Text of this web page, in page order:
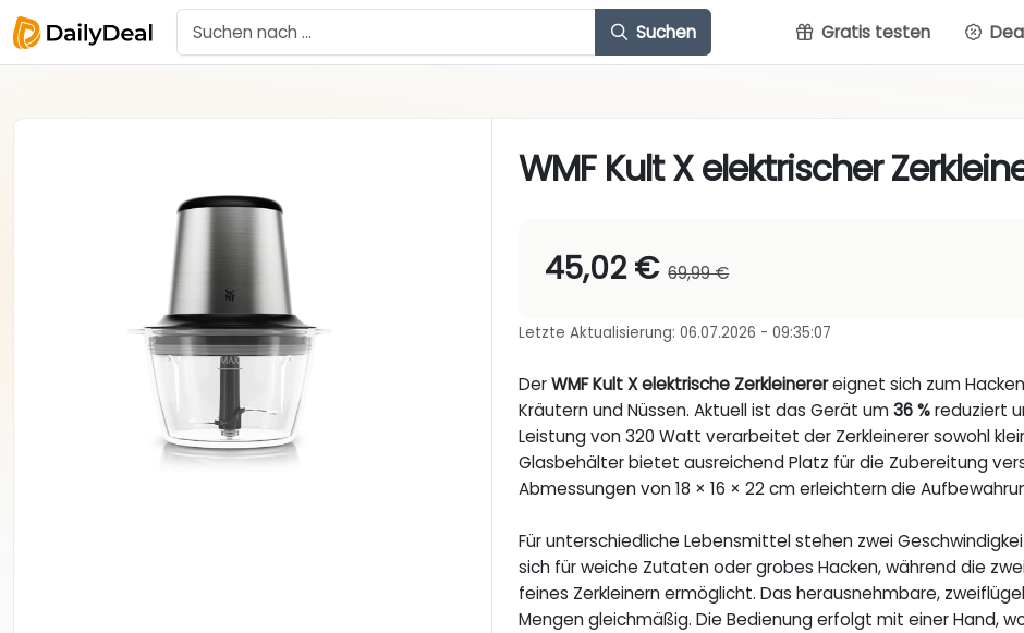
Suchen Gratis testen
WMF Kult X elektrischer
45,02 € 69,99 €
Letzte Aktualisierung: 06.07.2026 - 09:35:07
DerWMF Kult X elektrische Zerkleinerereignet sich zum
Kräutern und Nüssen. Aktuell ist das Gerät um36 %reduziert
Leistung von 320 Watt verarbeitet der Zerkleinerer sowohl
Glasbehälter bietet ausreichend Platz für die Zubereitung
Abmessungen von 18 × 16 × 22 cm erleichtern die
Für unterschiedliche Lebensmittel stehen zwei
sich für weiche Zutaten oder grobes Hacken, während die
feines Zerkleinern ermöglicht. Das herausnehmbare,
Mengen gleichmäßig. Die Bedienung erfolgt mit einer Hand,